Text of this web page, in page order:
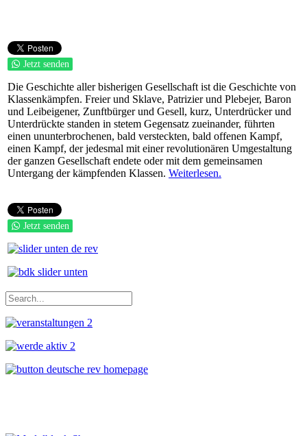
Jetzt senden
Die Geschichte aller bisherigen Gesellschaft ist die Geschichte von
Klassenkämpfen. Freier und Sklave, Patrizier und Plebejer, Baron
und Leibeigener, Zunftbürger und Gesell, kurz, Unterdrücker und
Unterdrückte standen in stetem Gegensatz zueinander, führten
einen ununterbrochenen, bald versteckten, bald offenen Kampf,
einen Kampf, der jedesmal mit einer revolutionären Umgestaltung
der ganzen Gesellschaft endete oder mit dem gemeinsamen
Untergang der kämpfenden Klassen. Weiterlesen.
Jetzt senden